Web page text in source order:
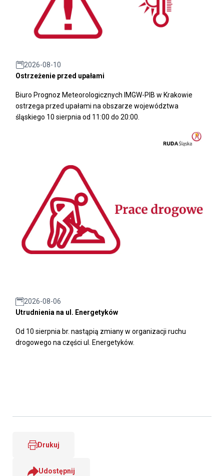
2026-08-10
Ostrzeżenie przed upałami
Biuro Prognoz Meteorologicznych IMGW-PIB w Krakowie
ostrzega przed upałami na obszarze województwa
śląskiego 10 sierpnia od 11:00 do 20:00.
2026-08-06
Utrudnienia na ul. Energetyków
Od 10 sierpnia br. nastąpią zmiany w organizacji ruchu
drogowego na części ul. Energetyków.
Drukuj
Udostępnij